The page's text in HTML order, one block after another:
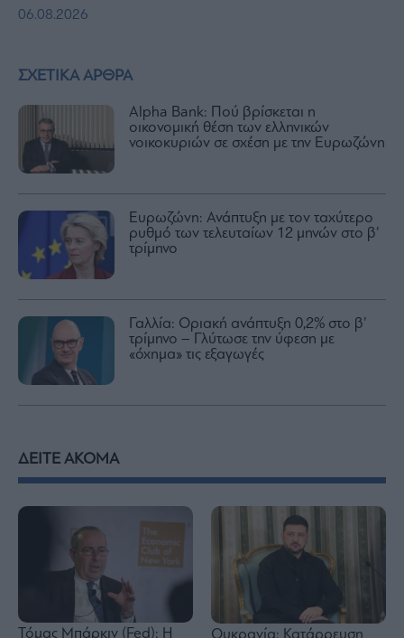
ΣΧΕΤΙΚΑ ΑΡΘΡΑ
Alpha Bank: Πού βρίσκεται η
οικονομική θέση των ελληνικών
νοικοκυριών σε σχέση με την Ευρωζώνη
Ευρωζώνη: Ανάπτυξη με τον ταχύτερο
ρυθμό των τελευταίων 12 μηνών στο β’
τρίμηνο
Γαλλία: Οριακή ανάπτυξη 0,2% στο β’
τρίμηνο – Γλύτωσε την ύφεση με
«όχημα» τις εξαγωγές
06.08.2026
ΔΕΙΤΕ ΑΚΟΜΑ
Τόμας Μπάρκιν (Fed): Η Ουκρανία: Κατάρρευση